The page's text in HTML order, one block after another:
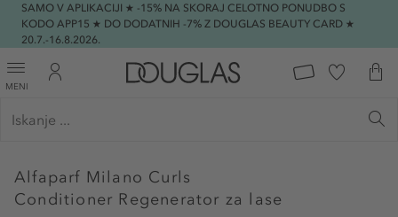
SAMO V APLIKACIJI ★ -15% NA SKORAJ CELOTNO PONUDBO S
KODO APP15 ★ DO DODATNIH -7% Z DOUGLAS BEAUTY CARD ★
20.7.-16.8.2026.
MENI
Alfaparf Milano Curls
Conditioner Regenerator za lase